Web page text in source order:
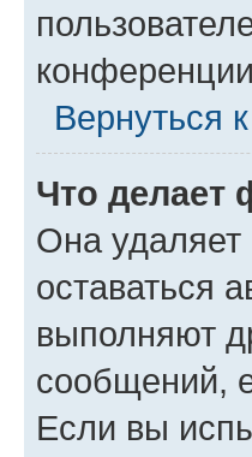
Вернуться
Что делает
Она удаляет
оставаться
выполняют
сообщений,
Если вы